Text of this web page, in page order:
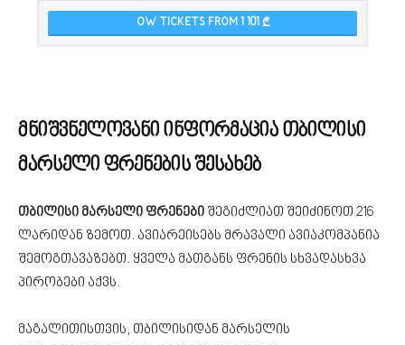
OW TICKETS FROM 1 101
მნიშვნელოვანი ინფორმაცია თბილისი
მარსელი ფრენების შესახებ
თბილისი მარსელი ფრენები შეგიძლიათ შეიძინოთ 216
ლარიდან ზემოთ. ავიარეისებს მრავალი ავიაკომპანია
შემოგთავაზებთ. ყველა მათგანს ფრენის სხვადასხვა
პირობები აქვს.
მაგალითისთვის, თბილისიდან მარსელის